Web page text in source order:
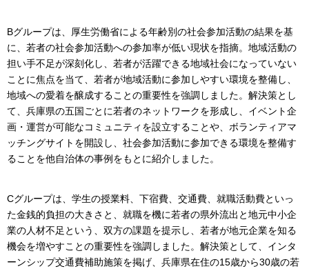
Bグループは、厚生労働省による年齢別の社会参加活動の結果を基
に、若者の社会参加活動への参加率が低い現状を指摘。地域活動の
担い手不足が深刻化し、若者が活躍できる地域社会になっていない
ことに焦点を当て、若者が地域活動に参加しやすい環境を整備し、
地域への愛着を醸成することの重要性を強調しました。解決策とし
て、兵庫県の五国ごとに若者のネットワークを形成し、イベント企
画・運営が可能なコミュニティを設立することや、ボランティアマ
ッチングサイトを開設し、社会参加活動に参加できる環境を整備す
ることを他自治体の事例をもとに紹介しました。
Cグループは、学生の授業料、下宿費、交通費、就職活動費といっ
た金銭的負担の大きさと、就職を機に若者の県外流出と地元中小企
業の人材不足という、双方の課題を提示し、若者が地元企業を知る
機会を増やすことの重要性を強調しました。解決策として、インタ
ーンシップ交通費補助施策を掲げ、兵庫県在住の15歳から30歳の若